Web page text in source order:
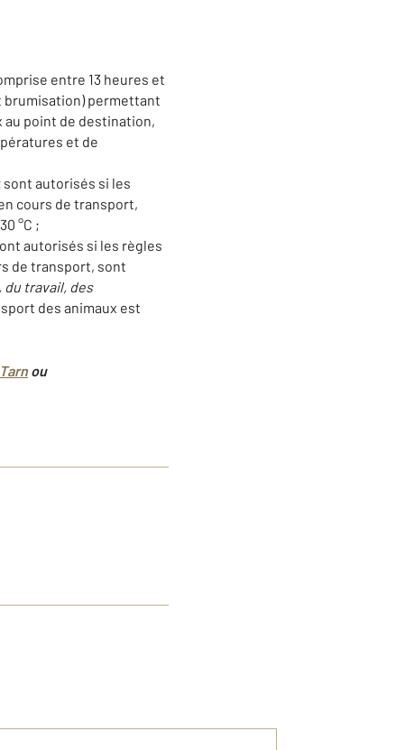
entre 13 heures et
brumisation) permettant
au point de destination,
et de
sont autorisés si les
cours de transport,
°C ;
autorisés si les règles
de transport, sont
du travail, des
des animaux est
ou